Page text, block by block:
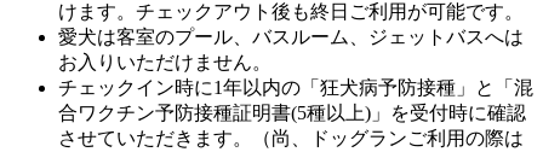
けます。チェックアウト後も終日ご利用が可能です。
愛犬は客室のプール、バスルーム、ジェットバスへは
お入りいただけません。
チェックイン時に1年以内の「狂犬病予防接種」と「混
合ワクチン予防接種証明書(5種以上)」を受付時に確認
させていただきます。（尚、ドッグランご利用の際は